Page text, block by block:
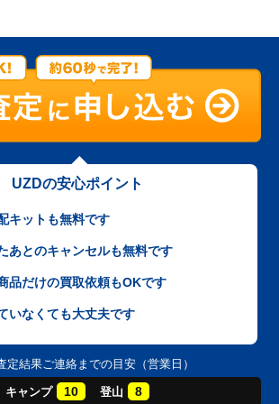
UZDの安心ポイント
キットも無料です
あとのキャンセルも無料です
品だけの買取依頼もOKです
いなくても大丈夫です
定結果ご連絡までの目安（営業日）
キャンプ 10 登山 8